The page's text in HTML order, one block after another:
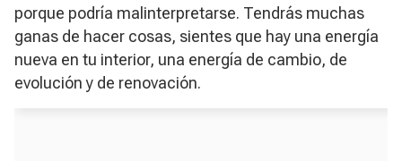
porque podría malinterpretarse. Tendrás muchas
ganas de hacer cosas, sientes que hay una energía
nueva en tu interior, una energía de cambio, de
evolución y de renovación.